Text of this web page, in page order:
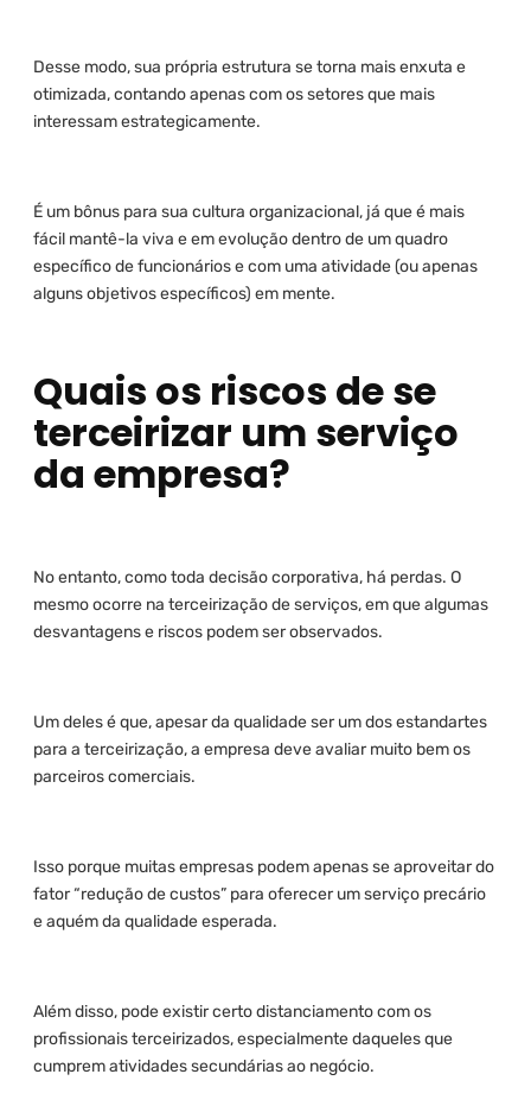
Desse modo, sua própria estrutura se torna mais enxuta e
otimizada, contando apenas com os setores que mais
interessam estrategicamente.
É um bônus para sua cultura organizacional, já que é mais
fácil mantê-la viva e em evolução dentro de um quadro
específico de funcionários e com uma atividade (ou apenas
alguns objetivos específicos) em mente.
Quais os riscos de se
terceirizar um serviço
da empresa?
No entanto, como toda decisão corporativa, há perdas. O
mesmo ocorre na terceirização de serviços, em que algumas
desvantagens e riscos podem ser observados.
Um deles é que, apesar da qualidade ser um dos estandartes
para a terceirização, a empresa deve avaliar muito bem os
parceiros comerciais.
Isso porque muitas empresas podem apenas se aproveitar do
fator “redução de custos” para oferecer um serviço precário
e aquém da qualidade esperada.
Além disso, pode existir certo distanciamento com os
profissionais terceirizados, especialmente daqueles que
cumprem atividades secundárias ao negócio.